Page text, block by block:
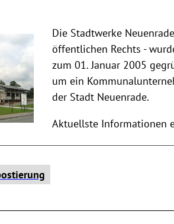
Die Stadtwerke
öffentlichen Rechts -
zum 01. Januar 2005
um ein
der Stadt Neuenrade.
Aktuellste Informationen